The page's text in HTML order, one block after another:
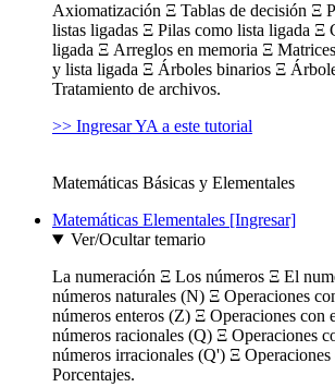
Axiomatización Ξ Tablas de decisión Ξ
listas ligadas Ξ Pilas como lista ligada Ξ
ligada Ξ Arreglos en memoria Ξ
y lista ligada Ξ Árboles binarios Ξ
Tratamiento de archivos.
>> Ingresar YA a este tutorial
Matemáticas Básicas y Elementales
Matemáticas Elementales [Ingresar]
Ver/Ocultar temario
La numeración Ξ Los números Ξ El
números naturales (N) Ξ Operaciones
números enteros (Z) Ξ Operaciones con
números racionales (Q) Ξ Operaciones
números irracionales (Q') Ξ
Porcentajes.